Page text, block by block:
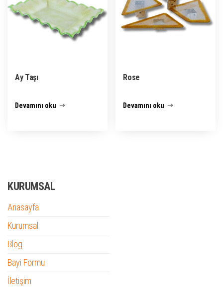
Ay Taşı
Devamını oku
Rose
Devamını oku
KURUMSAL
Anasayfa
Kurumsal
Blog
Bayi Formu
İletişim